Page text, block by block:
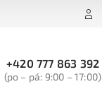
+420 777 863 392
(po – pá: 9:00 – 17:00)